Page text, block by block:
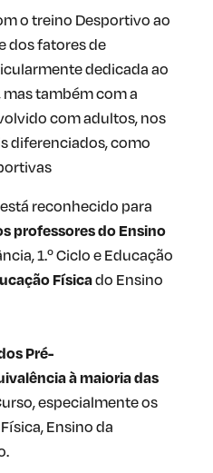
o treino Desportivo ao
dos fatores de
dedicada ao
também com a
com adultos, nos
diferenciados, como
reconhecido para
professores do Ensino
1.º Ciclo e Educação
Físicado Ensino
Pré-
à maioria das
especialmente os
Ensino da